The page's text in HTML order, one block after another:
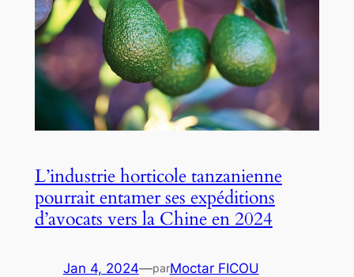
L’industrie horticole tanzanienne
pourrait entamer ses expéditions
d’avocats vers la Chine en 2024
Jan 4, 2024—parMoctar FICOU